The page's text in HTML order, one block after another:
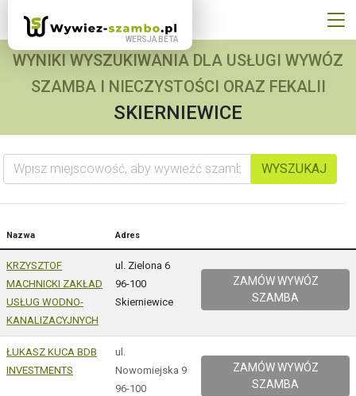
WYNIKI WYSZUKIWANIA DLA USŁUGI WYWÓZ
SZAMBA I NIECZYSTOŚCI ORAZ FEKALII
SKIERNIEWICE
Wpisz miejscowość, aby wywieźć szambo
WYSZUKAJ
Nazwa Adres
KRZYSZTOF
MACHNICKI ZAKŁAD
USŁUG WODNO-
KANALIZACYJNYCH
ul. Zielona 6
96-100
Skierniewice
ZAMÓW WYWÓZ
SZAMBA
ŁUKASZ KUCA BDB
INVESTMENTS
ul.
Nowomiejska 9
96-100
ZAMÓW WYWÓZ
SZAMBA